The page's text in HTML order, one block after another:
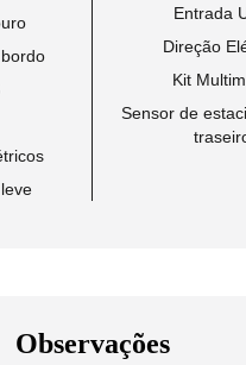
Entrada
Direção
Kit
Sensor de
Observações